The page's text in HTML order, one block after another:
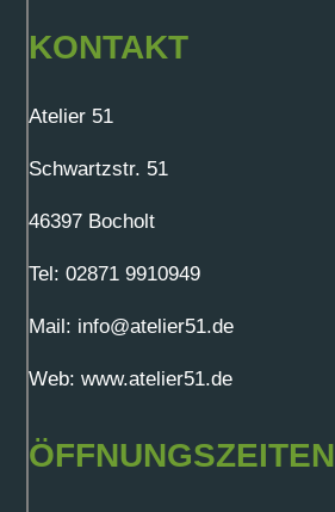
KONTAKT
Atelier 51
Schwartzstr. 51
46397 Bocholt
Tel: 02871 9910949
Mail: info@atelier51.de
Web: www.atelier51.de
ÖFFNUNGSZEITEN